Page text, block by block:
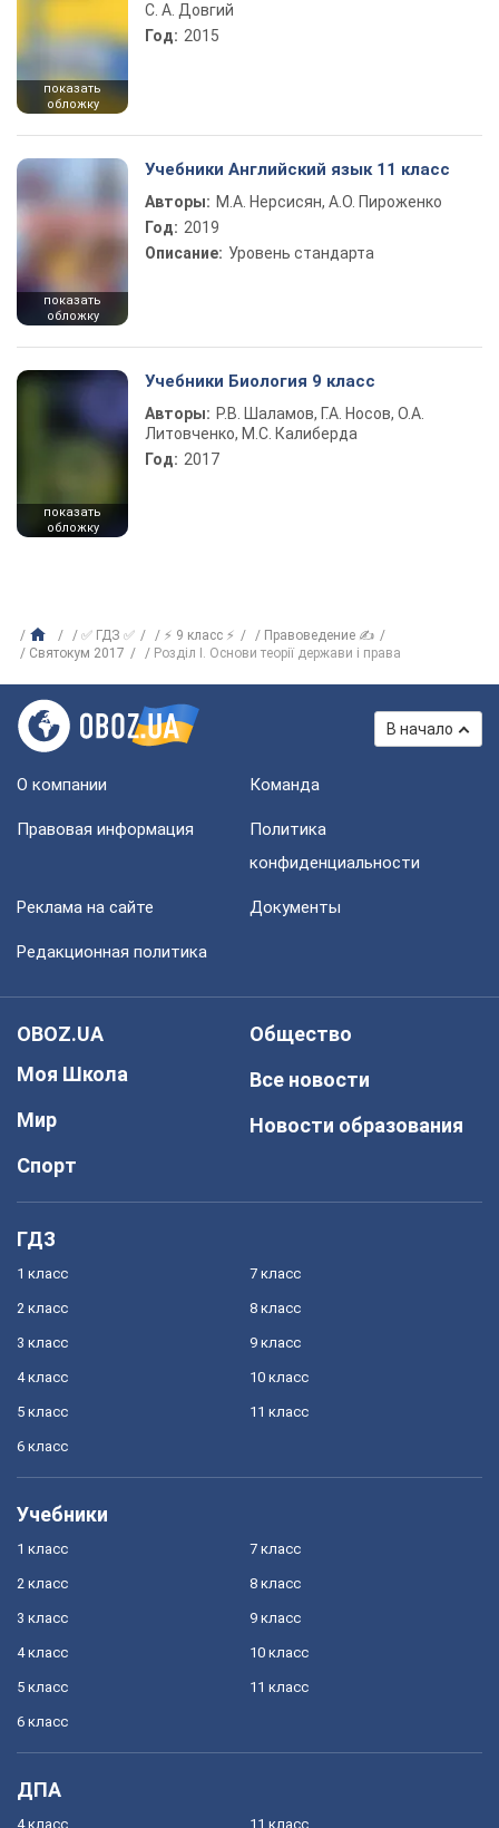
показать
обложку
С. А. Довгий
Год: 2015
показать
обложку
Учебники Английский язык 11 класс
Авторы: М.А. Нерсисян, А.О. Пироженко
Год: 2019
Описание: Уровень стандарта
показать
обложку
Учебники Биология 9 класс
Авторы: Р.В. Шаламов, Г.А. Носов, О.А.
Литовченко, М.С. Калиберда
Год: 2017
✅ ГДЗ ✅ ⚡ 9 класс ⚡
Правоведение ✍
Святокум 2017
Розділ I. Основи теорії держави і права
В начало
О компании Команда
Правовая информация
Политика
конфиденциальности
Реклама на сайте Документы
Редакционная политика
OBOZ.UA
Моя Школа
Мир
Спорт
Общество
Все новости
Новости образования
ГДЗ
1 класс
2 класс
3 класс
4 класс
5 класс
6 класс
7 класс
8 класс
9 класс
10 класс
11 класс
Учебники
1 класс
2 класс
3 класс
4 класс
5 класс
6 класс
7 класс
8 класс
9 класс
10 класс
11 класс
ДПА
4 класс 11 класс